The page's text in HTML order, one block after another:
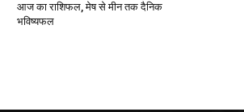
आज का राशिफल, मेष से मीन तक दैनिक
भविष्यफल